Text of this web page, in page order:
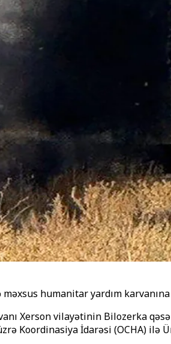
humanitar yardım
Xerson vilayətinin Bilozerka
Koordinasiya İdarəsi (OCHA) ilə